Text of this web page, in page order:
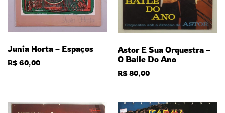
Junia Horta – Espaços
R$60,00
Astor E Sua Orquestra –
O Baile Do Ano
R$80,00